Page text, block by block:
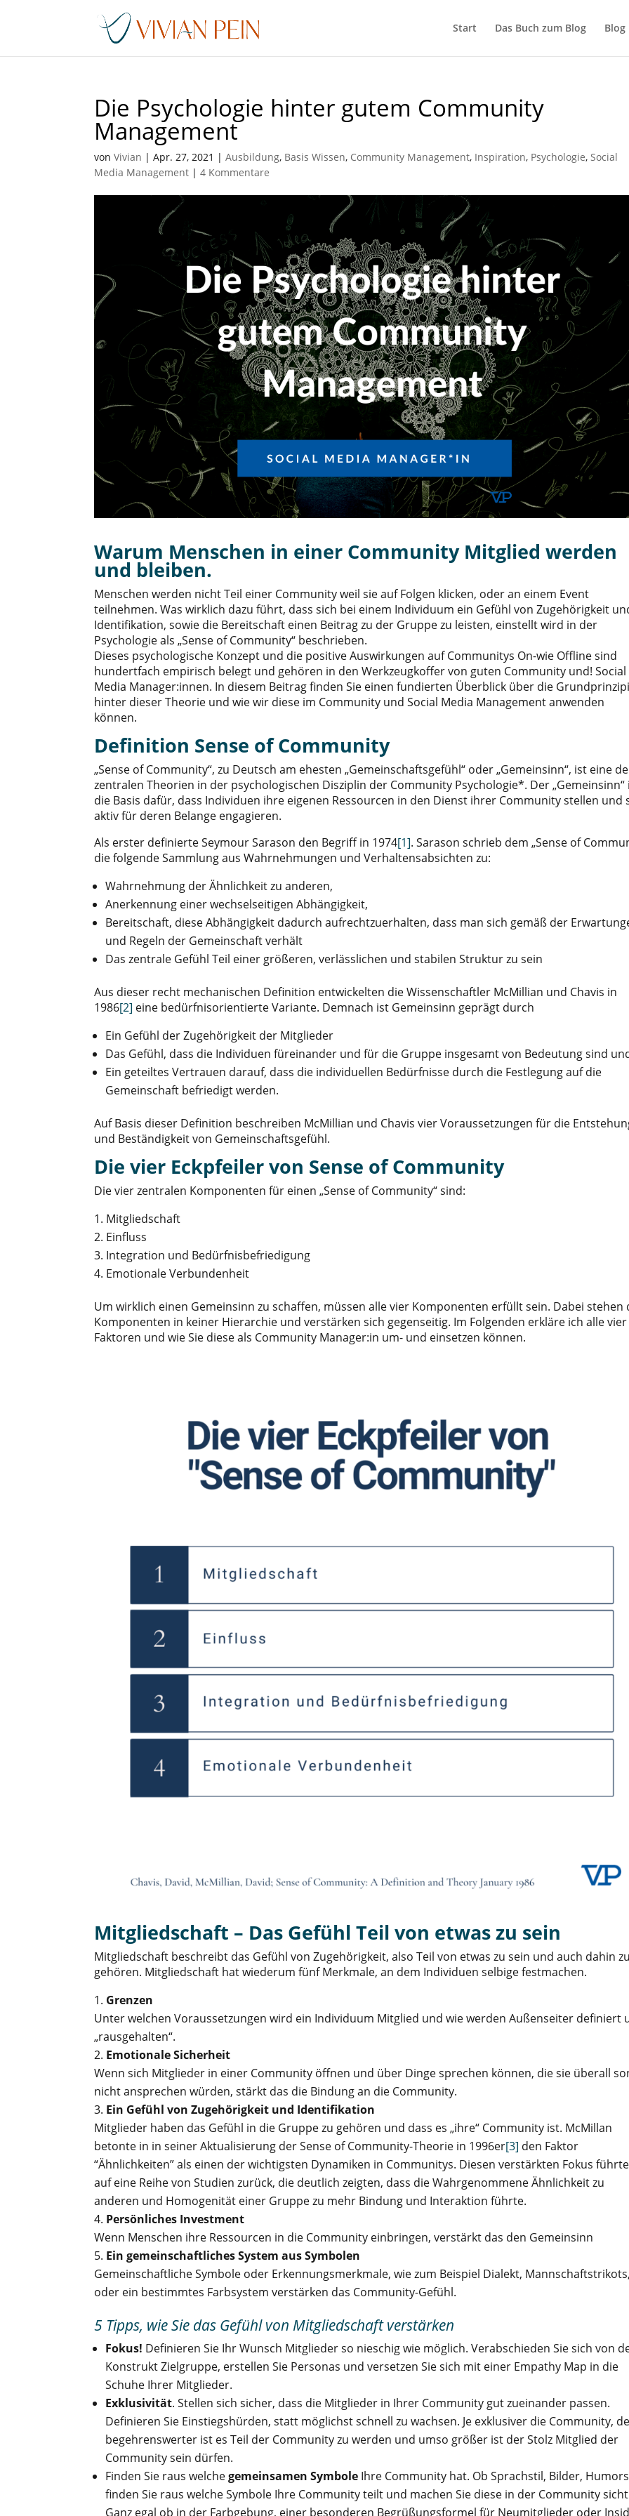
Start Das Buch zum Blog Blog
Die Psychologie hinter gutem Community
Management
vonVivian |Apr. 27, 2021 |Ausbildung, Basis Wissen, Community Management, Inspiration, Psychologie,Social
Media Management |4 Kommentare
Warum Menschen in einer Community Mitglied werden
und bleiben.
Menschen werden nicht Teil einer Community weil sie auf Folgen klicken, oder an einem Event
teilnehmen. Was wirklich dazu führt, dass sich bei einem Individuum ein Gefühl von Zugehörigkeit
Identifikation, sowie die Bereitschaft einen Beitrag zu der Gruppe zu leisten, einstellt wird in der
Psychologie als „Sense of Community“ beschrieben.
Dieses psychologische Konzept und die positive Auswirkungen auf Communitys On-wie Offline sind
hundertfach empirisch belegt und gehören in den Werkzeugkoffer von guten Community und! Social
Media Manager:innen. In diesem Beitrag finden Sie einen fundierten Überblick über die
hinter dieser Theorie und wie wir diese im Community und Social Media Management anwenden
können.
Definition Sense of Community
„Sense of Community“, zu Deutsch am ehesten „Gemeinschaftsgefühl“ oder „Gemeinsinn“, ist eine
zentralen Theorien in der psychologischen Disziplin der Community Psychologie*. Der „Gemeinsinn“
die Basis dafür, dass Individuen ihre eigenen Ressourcen in den Dienst ihrer Community stellen und
aktiv für deren Belange engagieren.
Als erster definierte Seymour Sarason den Begriff in 1974[1]. Sarason schrieb dem „Sense of
die folgende Sammlung aus Wahrnehmungen und Verhaltensabsichten zu:
Wahrnehmung der Ähnlichkeit zu anderen,
Anerkennung einer wechselseitigen Abhängigkeit,
Bereitschaft, diese Abhängigkeit dadurch aufrechtzuerhalten, dass man sich gemäß der
und Regeln der Gemeinschaft verhält
Das zentrale Gefühl Teil einer größeren, verlässlichen und stabilen Struktur zu sein
Aus dieser recht mechanischen Definition entwickelten die Wissenschaftler McMillian und Chavis in
1986[2] eine bedürfnisorientierte Variante. Demnach ist Gemeinsinn geprägt durch
Ein Gefühl der Zugehörigkeit der Mitglieder
Das Gefühl, dass die Individuen füreinander und für die Gruppe insgesamt von Bedeutung sind
Ein geteiltes Vertrauen darauf, dass die individuellen Bedürfnisse durch die Festlegung auf die
Gemeinschaft befriedigt werden.
Auf Basis dieser Definition beschreiben McMillian und Chavis vier Voraussetzungen für die
und Beständigkeit von Gemeinschaftsgefühl.
Die vier Eckpfeiler von Sense of Community
Die vier zentralen Komponenten für einen „Sense of Community“ sind:
Mitgliedschaft
Einfluss
Integration und Bedürfnisbefriedigung
Emotionale Verbundenheit
Um wirklich einen Gemeinsinn zu schaffen, müssen alle vier Komponenten erfüllt sein. Dabei stehen
Komponenten in keiner Hierarchie und verstärken sich gegenseitig. Im Folgenden erkläre ich alle vier
Faktoren und wie Sie diese als Community Manager:in um- und einsetzen können.
Mitgliedschaft – Das Gefühl Teil von etwas zu sein
Mitgliedschaft beschreibt das Gefühl von Zugehörigkeit, also Teil von etwas zu sein und auch dahin
gehören. Mitgliedschaft hat wiederum fünf Merkmale, an dem Individuen selbige festmachen.
Grenzen
Unter welchen Voraussetzungen wird ein Individuum Mitglied und wie werden Außenseiter definiert
„rausgehalten“.
Emotionale Sicherheit
Wenn sich Mitglieder in einer Community öffnen und über Dinge sprechen können, die sie überall
nicht ansprechen würden, stärkt das die Bindung an die Community.
Ein Gefühl von Zugehörigkeit und Identifikation
Mitglieder haben das Gefühl in die Gruppe zu gehören und dass es „ihre“ Community ist. McMillan
betonte in in seiner Aktualisierung der Sense of Community-Theorie in 1996er[3] den Faktor
“Ähnlichkeiten” als einen der wichtigsten Dynamiken in Communitys. Diesen verstärkten Fokus
auf eine Reihe von Studien zurück, die deutlich zeigten, dass die Wahrgenommene Ähnlichkeit zu
anderen und Homogenität einer Gruppe zu mehr Bindung und Interaktion führte.
Persönliches Investment
Wenn Menschen ihre Ressourcen in die Community einbringen, verstärkt das den Gemeinsinn
Ein gemeinschaftliches System aus Symbolen
Gemeinschaftliche Symbole oder Erkennungsmerkmale, wie zum Beispiel Dialekt,
oder ein bestimmtes Farbsystem verstärken das Community-Gefühl.
5 Tipps, wie Sie das Gefühl von Mitgliedschaft verstärken
Fokus! Definieren Sie Ihr Wunsch Mitglieder so nieschig wie möglich. Verabschieden Sie sich von
Konstrukt Zielgruppe, erstellen Sie Personas und versetzen Sie sich mit einer Empathy Map in die
Schuhe Ihrer Mitglieder.
Exklusivität. Stellen sich sicher, dass die Mitglieder in Ihrer Community gut zueinander passen.
Definieren Sie Einstiegshürden, statt möglichst schnell zu wachsen. Je exklusiver die Community,
begehrenswerter ist es Teil der Community zu werden und umso größer ist der Stolz Mitglied der
Community sein dürfen.
Finden Sie raus welchegemeinsamen Symbole Ihre Community hat. Ob Sprachstil, Bilder,
finden Sie raus welche Symbole Ihre Community teilt und machen Sie diese in der Community
Ganz egal ob in der Farbgebung, einer besonderen Begrüßungsformel für Neumitglieder oder